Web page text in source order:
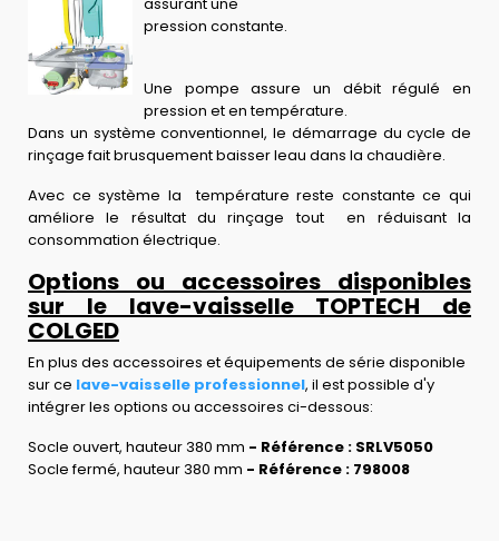
pression constante.
Une pompe assure un débit régulé en
pression et en température.
Dans un système conventionnel, le démarrage du cycle de
rinçage fait brusquement baisser leau dans la chaudière.
Avec ce système la température reste constante ce qui
améliore le résultat du rinçage tout en réduisant la
consommation électrique.
Options ou accessoires disponibles
sur le lave-vaisselle TOPTECH de
COLGED
En plus des accessoires et équipements de série disponible
sur ce lave-vaisselle professionnel, il est possible d'y
intégrer les options ou accessoires ci-dessous:
Socle ouvert, hauteur 380 mm - Référence : SRLV5050
Socle fermé, hauteur 380 mm - Référence : 798008